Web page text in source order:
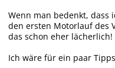
Wenn man bedenkt, dass
den ersten Motorlauf des
das schon eher lächerlich!
Ich wäre für ein paar